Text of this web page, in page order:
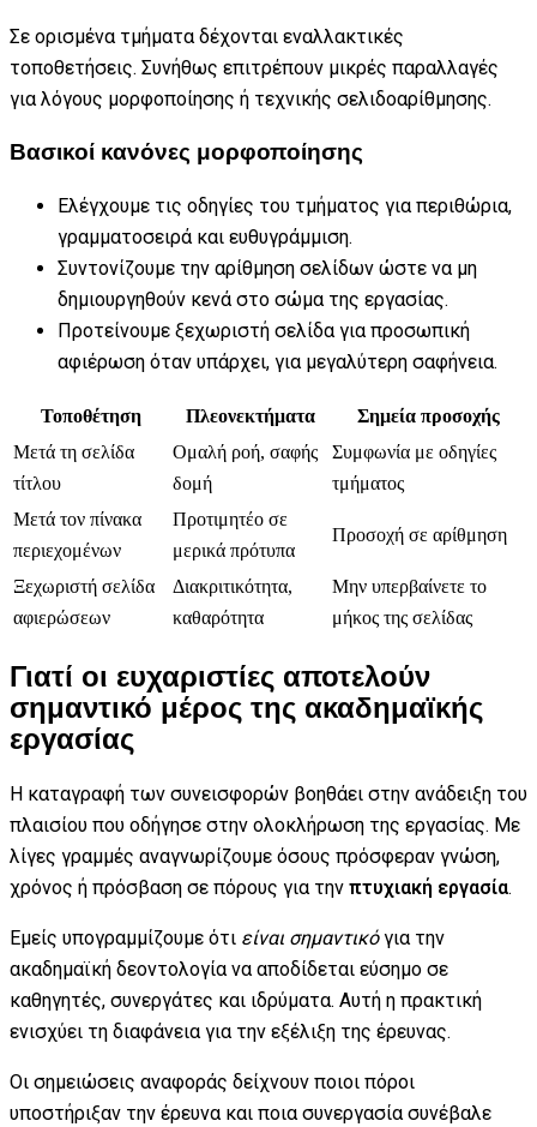
Σε ορισμένα τμήματα δέχονται εναλλακτικές
τοποθετήσεις. Συνήθως επιτρέπουν μικρές παραλλαγές
για λόγους μορφοποίησης ή τεχνικής σελιδοαρίθμησης.
Βασικοί κανόνες μορφοποίησης
Ελέγχουμε τις οδηγίες του τμήματος για περιθώρια,
γραμματοσειρά και ευθυγράμμιση.
Συντονίζουμε την αρίθμηση σελίδων ώστε να μη
δημιουργηθούν κενά στο σώμα της εργασίας.
Προτείνουμε ξεχωριστή σελίδα για προσωπική
αφιέρωση όταν υπάρχει, για μεγαλύτερη σαφήνεια.
Τοποθέτηση Πλεονεκτήματα
Σημεία προσοχής
Μετά τη σελίδα
τίτλου
Ομαλή ροή, σαφής
δομή
Συμφωνία με οδηγίες
τμήματος
Μετά τον πίνακα
περιεχομένων
Προτιμητέο σε
μερικά πρότυπα
Προσοχή σε αρίθμηση
Ξεχωριστή σελίδα
αφιερώσεων
Διακριτικότητα,
καθαρότητα
Μην υπερβαίνετε το
μήκος της σελίδας
Γιατί οι ευχαριστίες αποτελούν
σημαντικό μέρος της ακαδημαϊκής
εργασίας
Η καταγραφή των συνεισφορών βοηθάει στην ανάδειξη του
πλαισίου που οδήγησε στην ολοκλήρωση της εργασίας. Με
λίγες γραμμές αναγνωρίζουμε όσους πρόσφεραν γνώση,
χρόνος ή πρόσβαση σε πόρους για την πτυχιακή εργασία.
Εμείς υπογραμμίζουμε ότι είναι σημαντικόγια την
ακαδημαϊκή δεοντολογία να αποδίδεται εύσημο σε
καθηγητές, συνεργάτες και ιδρύματα. Αυτή η πρακτική
ενισχύει τη διαφάνεια για την εξέλιξη της έρευνας.
Οι σημειώσεις αναφοράς δείχνουν ποιοι πόροι
υποστήριξαν την έρευνα και ποια συνεργασία συνέβαλε